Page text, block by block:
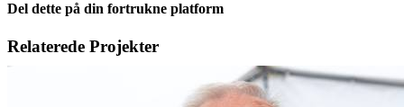
Del dette på din fortrukne platform
Facebook
X
LinkedIn
E-
Relaterede Projekter